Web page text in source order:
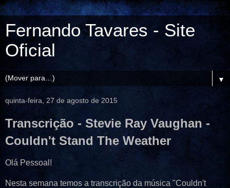
Fernando Tavares - Site
Oficial
▼
quinta-feira, 27 de agosto de 2015
Transcrição - Stevie Ray Vaughan -
Couldn't Stand The Weather
Olá Pessoal!
Nesta semana temos a transcrição da música "Couldn't